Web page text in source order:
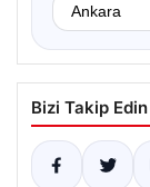
Bizi Takip Edin